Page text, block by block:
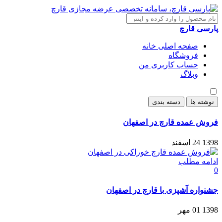
پارسی قارچ
صفحه اصلی خانه
فروشگاه
حساب کاربری من
وبلاگ
نوشته ها دسته بندی
فروش عمده قارچ در اصفهان
1398
24 اسفند
ادامه مطلب
0
جشنواره آشپزی با قارچ در اصفهان
1398
01 مهر